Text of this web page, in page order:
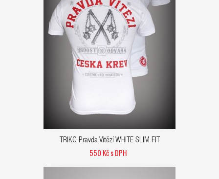
TRIKO Pravda Vítězí WHITE SLIM FIT
550 Kč s DPH